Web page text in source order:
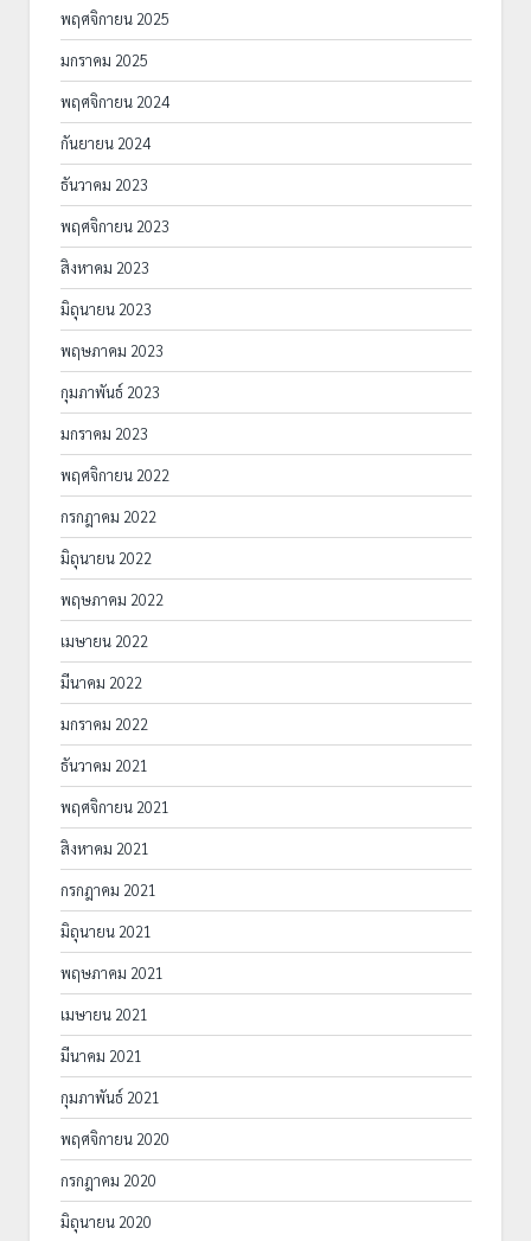
พฤศจิกายน 2025
มกราคม 2025
พฤศจิกายน 2024
กันยายน 2024
ธันวาคม 2023
พฤศจิกายน 2023
สิงหาคม 2023
มิถุนายน 2023
พฤษภาคม 2023
กุมภาพันธ์ 2023
มกราคม 2023
พฤศจิกายน 2022
กรกฎาคม 2022
มิถุนายน 2022
พฤษภาคม 2022
เมษายน 2022
มีนาคม 2022
มกราคม 2022
ธันวาคม 2021
พฤศจิกายน 2021
สิงหาคม 2021
กรกฎาคม 2021
มิถุนายน 2021
พฤษภาคม 2021
เมษายน 2021
มีนาคม 2021
กุมภาพันธ์ 2021
พฤศจิกายน 2020
กรกฎาคม 2020
มิถุนายน 2020